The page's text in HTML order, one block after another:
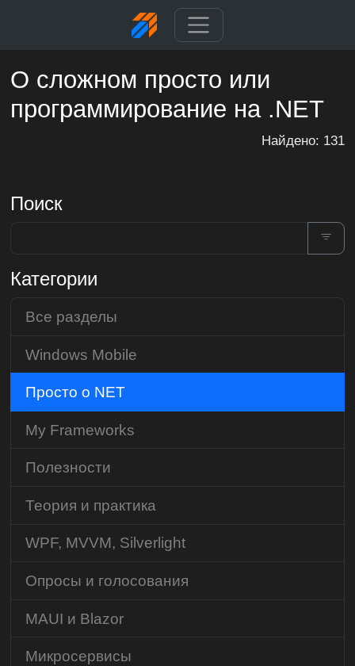
О сложном просто или
программирование на .NET
Найдено: 131
Поиск
Категории
Все разделы
Windows Mobile
Просто о NET
My Frameworks
Полезности
Теория и практика
WPF, MVVM, Silverlight
Опросы и голосования
MAUI и Blazor
Микросервисы